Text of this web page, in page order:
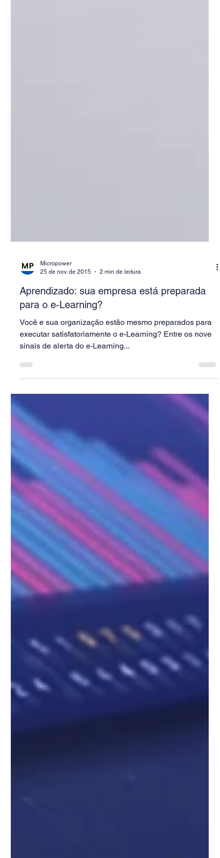
Micropower
25 de nov. de 2015
Aprendizado: sua empresa está preparada
para o e-Learning?
Você e sua organização estão mesmo preparados para
executar satisfatoriamente o e-Learning? Entre os nove
sinais de alerta do e-Learning...